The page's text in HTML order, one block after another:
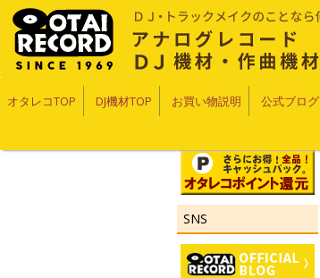
オタレコTOP DJ機材TOP お買い物説明 公式ブログ
SNS